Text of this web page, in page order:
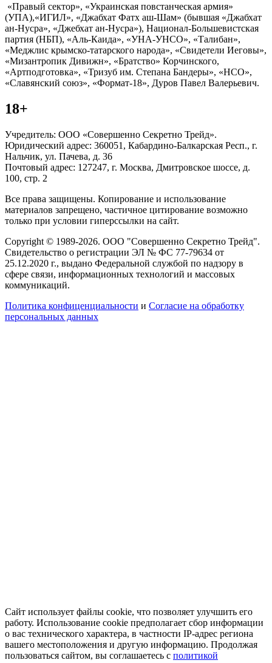
«Правый сектор», «Украинская повстанческая армия»
(УПА),«ИГИЛ», «Джабхат Фатх аш-Шам» (бывшая «Джабхат
ан-Нусра», «Джебхат ан-Нусра»), Национал-Большевистская
партия (НБП), «Аль-Каида», «УНА-УНСО», «Талибан»,
«Меджлис крымско-татарского народа», «Свидетели Иеговы»,
«Мизантропик Дивижн», «Братство» Корчинского,
«Артподготовка», «Тризуб им. Степана Бандеры», «НСО»,
«Славянский союз», «Формат-18», Дуров Павел Валерьевич.
18+
Учредитель: ООО «Совершенно Секретно Трейд».
Юридический адрес: 360051, Кабардино-Балкарская Респ., г.
Нальчик, ул. Пачева, д. 36
Почтовый адрес: 127247, г. Москва, Дмитровское шоссе, д.
100, стр. 2
Все права защищены. Копирование и использование
материалов запрещено, частичное цитирование возможно
только при условии гиперссылки на сайт.
Copyright © 1989-2026. ООО "Совершенно Секретно Трейд".
Свидетельство о регистрации ЭЛ № ФС 77-79634 от
25.12.2020 г., выдано Федеральной службой по надзору в
сфере связи, информационных технологий и массовых
коммуникаций.
Политика конфиценциальности и Согласие на обработку
персональных данных
Сайт использует файлы cookie, что позволяет улучшить его
работу. Использование cookie предполагает сбор информации
о вас технического характера, в частности IP-адрес региона
вашего местоположения и другую информацию. Продолжая
пользоваться сайтом, вы соглашаетесь с политикой